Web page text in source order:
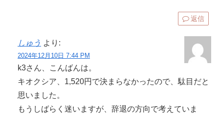
返信
しゅう より:
2024年12月10日 7:44 PM
k3さん、こんばんは。
キオクシア、1,520円で決まらなかったので、駄目だと
思いました。
もうしばらく迷いますが、辞退の方向で考えていま